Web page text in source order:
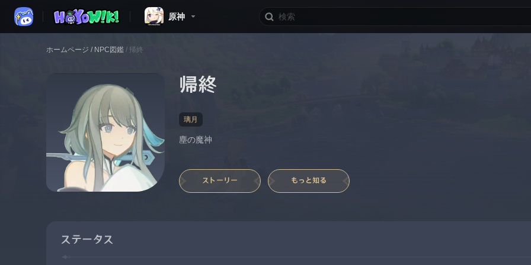
原神
ホームページ / NPC図鑑 / 帰終
帰終
璃月
塵の魔神
ストーリー もっと知る
ステータス